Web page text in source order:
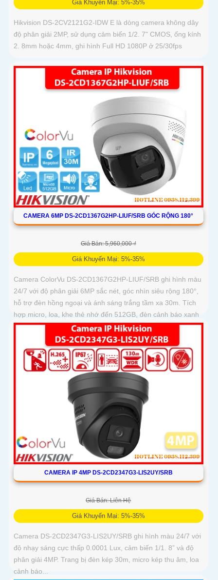
Giá Khuyến Mại: 5%-35%
Hikvision DS-2CV2121G2-IDW E là dòng camera không dây
độ phân giải 2MP, sử dụng cảm biến 1/2. 7" CMOS, ống kính
2. 8mm hoặc 4mm, ghi hình Full HD 1080P ở 25/30fps
CAMERA 6MP DS-2CD1367G2HP-LIUF/SRB GÓC RỘNG 180°
Giá Bán: 5,960,000 ₫
Giá Khuyến Mại: 5%-35%
Camera ColorVu DS-2CD1367G2HP-LIUF/SRB ghi hình màu
24/7 với độ phân giải 6MP sắc nét, góc nhìn siêu rộng 180°,
hỗ trợ đèn hồng ngoại và ánh sáng trắng tầm xa 30m. Tích
hợp micro, loa, khe thẻ nhớ đến 512GB, đèn cảnh báo xanh
đỏ và chống nước IP67, thích hợp giám sát ngoài trời hiệu
CAMERA IP 4MP DS-2CD2347G3-LIS2UY/SRB
Giá Bán: Liên Hệ
Giá Khuyến Mại: 5%-35%
Camera DS-2CD2347G3-LIS2UY/SRB ghi hình màu 24/7 với
độ nhạy sáng cực thấp 0.0001 Lux, cảm biến 1/1. 8” và độ
phân giải 4MP. Trang bị đèn kép 30m, micro kép thu âm, loa
cảnh báo...